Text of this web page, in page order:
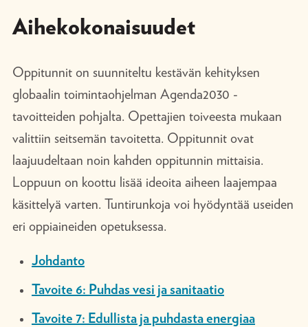
Aihe­koko­naisuudet
Oppitunnit on suunniteltu kestävän kehityksen
globaalin toimintaohjelman Agenda2030 -
tavoitteiden pohjalta. Opettajien toiveesta mukaan
valittiin seitsemän tavoitetta. Oppitunnit ovat
laajuudeltaan noin kahden oppitunnin mittaisia.
Loppuun on koottu lisää ideoita aiheen laajempaa
käsittelyä varten. Tuntirunkoja voi hyödyntää useiden
eri oppiaineiden opetuksessa.
Johdanto
Tavoite 6: Puhdas vesi ja sanitaatio
Tavoite 7: Edullista ja puhdasta energiaa